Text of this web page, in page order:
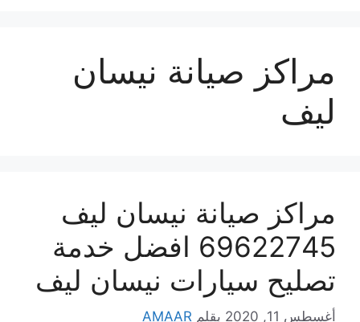
مراكز صيانة نيسان
ليف
مراكز صيانة نيسان ليف
69622745 افضل خدمة
تصليح سيارات نيسان ليف
أغسطس 11, 2020 بقلم AMAAR